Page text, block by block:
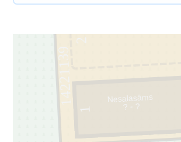
14221139
1
2
Nesalasāms
? - ?